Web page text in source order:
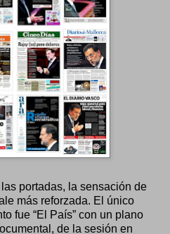
portadas, la sensación de
más reforzada. El único
fue “El País” con un plano
de la sesión en